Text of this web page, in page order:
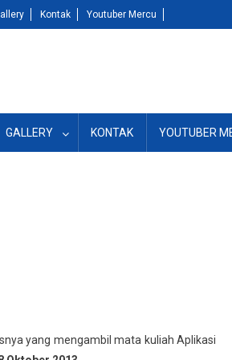
Kontak Youtuber Mercu
GALLERY KONTAK YOUTUBER
yang mengambil mata kuliah Aplikasi